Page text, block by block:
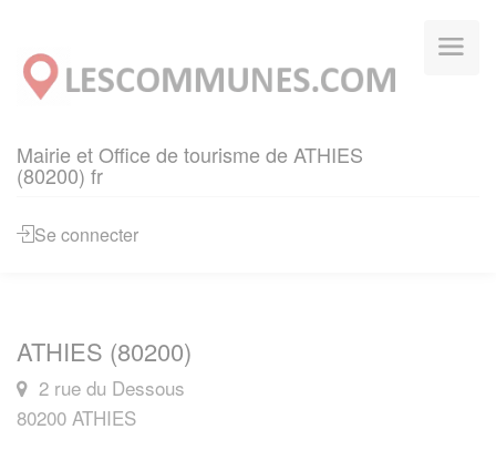
Mairie et Office de tourisme de ATHIES
(80200) fr
Se connecter
ATHIES (80200)
2 rue du Dessous
80200 ATHIES